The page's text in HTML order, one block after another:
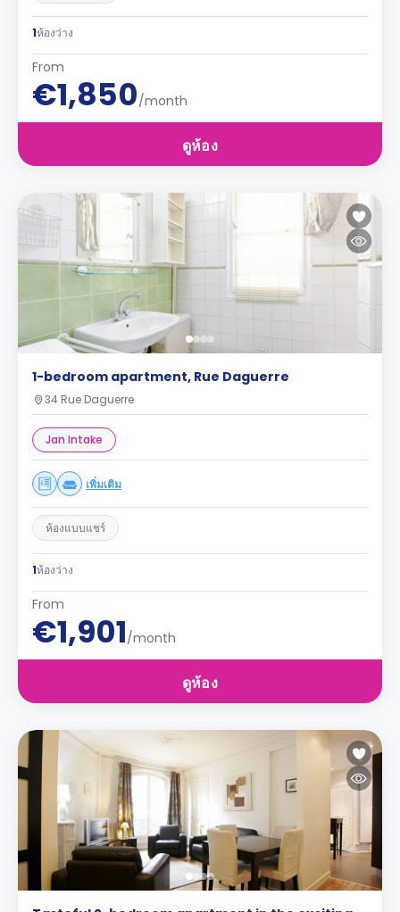
1ห้องว่าง
From
€1,850/month
ดูห้อง
1-bedroom apartment, Rue Daguerre
34 Rue Daguerre
Jan Intake
เพิ่มเติม
ห้องแบบแชร์
1ห้องว่าง
From
€1,901/month
ดูห้อง